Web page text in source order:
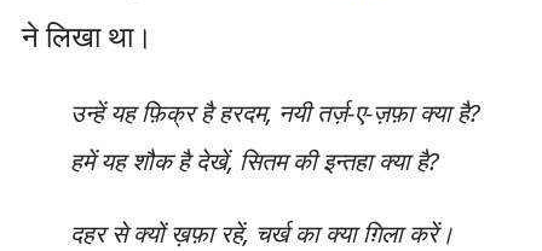
ने लिखा था।
उन्हें यह फ़िक्र है हरदम, नयी तर्ज़-ए-ज़फ़ा क्या है?
हमें यह शौक है देखें, सितम की इन्तहा क्या है?
दहर से क्यों ख़फ़ा रहें, चर्ख का क्या ग़िला करें।